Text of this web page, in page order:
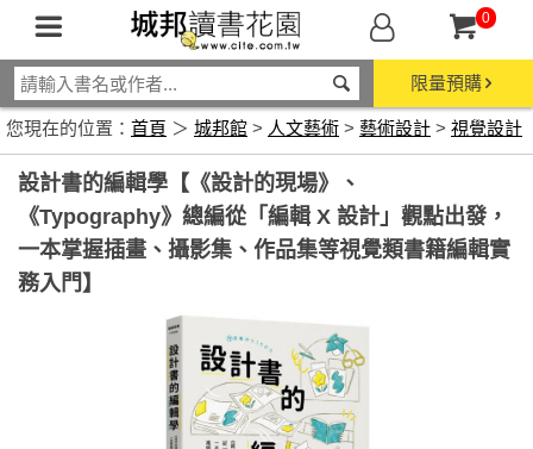
0
限量預購
您現在的位置： 首頁 ＞ 城邦館 > 人文藝術 > 藝術設計 > 視覺設計
設計書的編輯學【《設計的現場》、
《Typography》總編從「編輯 X 設計」觀點出發，
一本掌握插畫、攝影集、作品集等視覺類書籍編輯實
務入門】